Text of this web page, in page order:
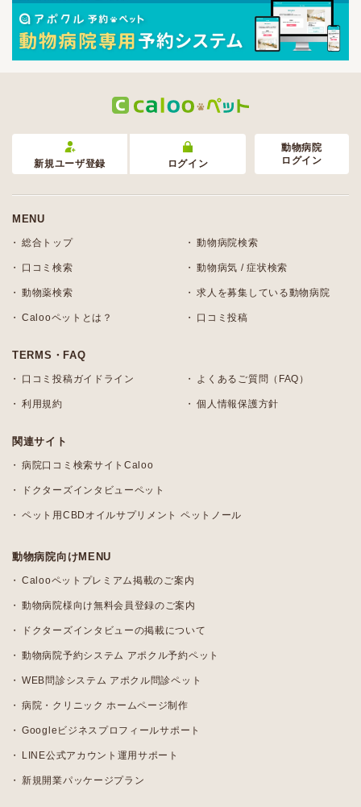
新規ユーザ登録 ログイン
動物病院
ログイン
MENU
総合トップ 動物病院検索
口コミ検索 動物病気 / 症状検索
動物薬検索 求人を募集している動物病院
Calooペットとは？ 口コミ投稿
TERMS・FAQ
口コミ投稿ガイドライン よくあるご質問（FAQ）
利用規約 個人情報保護方針
関連サイト
病院口コミ検索サイトCaloo
ドクターズインタビューペット
ペット用CBDオイルサプリメント ペットノール
動物病院向けMENU
Calooペットプレミアム掲載のご案内
動物病院様向け無料会員登録のご案内
ドクターズインタビューの掲載について
動物病院予約システム アポクル予約ペット
WEB問診システム アポクル問診ペット
病院・クリニック ホームページ制作
Googleビジネスプロフィールサポート
LINE公式アカウント運用サポート
新規開業パッケージプラン